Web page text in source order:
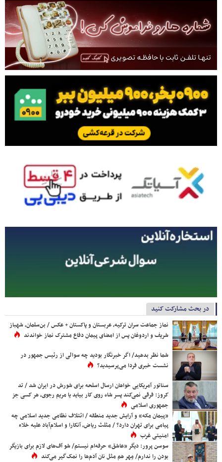
در بحث مشارکت کنید
نماز جماعت سران ترکیه، عربستان و پاکستان + عکس / بن‌سلمان، شهباز
شریف و اردوغان پس از امضای پیمان دفاع مشترک نماز خواندند
شما نظر بدهید/ اگر خبرنگار بودید چه سوالی از رئیس جمهور در
نشست خبری فردا می‌پرسیدید؟
سناتور آمریکایی خواهان ارسال اسلحه برای شورش در ایران شد / تد
کروز: فرقی نمی‌کند پسر شاه روی کار بیاید یا مریم رجوی، هر کسی جز
جمهوری اسلامی
«پیمان مکه» و آرایش جدید منطقه / ائتلاف نظامی جدید اسلامی چه
پیامی برای تهران دارد؟ / مثلث ریاض، آنکارا و اسلام‌آباد علیه خلاء
امنیتی غرب
سوسن پرور: دیگر «عاشق» حرفه‌ام نیستم/ شو آف‌های لازم برای بازیگر
بودن را ندارم/ مِهر هم مثل نان آدم‌ها را نمک‌گیر می‌کند